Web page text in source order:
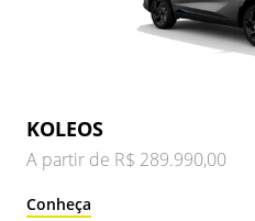
KOLEOS
A partir de R$ 289.990,00
Conheça